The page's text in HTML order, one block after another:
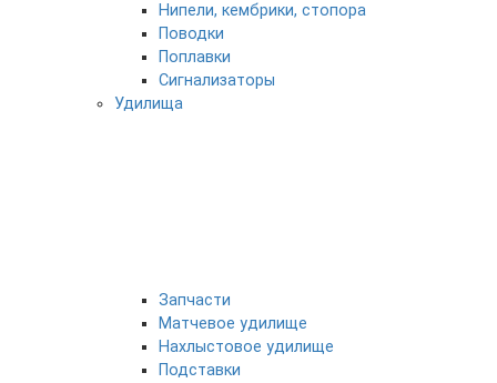
Нипели, кембрики, стопора
Поводки
Поплавки
Сигнализаторы
Удилища
Запчасти
Матчевое удилище
Нахлыстовое удилище
Подставки